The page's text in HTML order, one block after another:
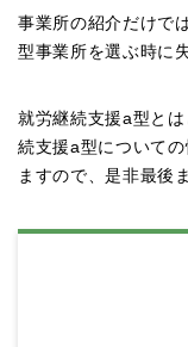
事業所の紹介だけで
型事業所を選ぶ時に
就労継続支援a型と
続支援a型について
ますので、是非最後